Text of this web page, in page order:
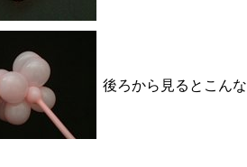
後ろから見るとこん